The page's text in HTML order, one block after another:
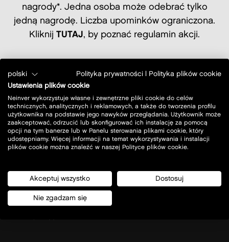
nagrody*. Jedna osoba może odebrać tylko
jedną nagrodę. Liczba upominków ograniczona.
Kliknij TUTAJ, by poznać regulamin akcji.
brzmi: „Uczestnik może wykorzystać kartę
podarunkową stanowiącą Nagrodę w Akcji w
ciągu roku od dnia wydania karty
podarunkowej w Punkcie Obsługi Akcji.”
Ul. Rybnicka 205
polski Polityka prywatności
Polityka plików cookie
Ustawienia plików cookie
Neinver wykorzystuje własne i zewnętrzne pliki cookie do celów
technicznych, analitycznych i reklamowych, a także do tworzenia profilu
użytkownika na podstawie jego nawyków przeglądania. Użytkownik może
zaakceptować, odrzucić lub skonfigurować ich instalację za pomocą
opcji na tym banerze lub w Panelu sterowania plikami cookie, który
udostępniamy. Więcej informacji na temat wykorzystywania i instalacji
plików cookie można znaleźć w naszej Polityce plików cookie.
Akceptuj wszystko Dostosuj
Nie zgadzam się